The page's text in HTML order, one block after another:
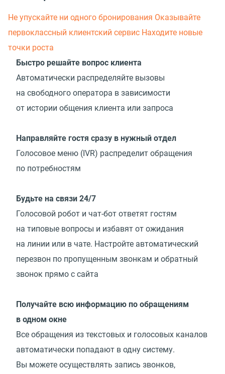
Не упускайте ни одного бронирования Оказывайте
первоклассный клиентский сервис Находите новые
точки роста
Быстро решайте вопрос клиента
Автоматически распределяйте вызовы
на свободного оператора в зависимости
от истории общения клиента или запроса
Направляйте гостя сразу в нужный отдел
Голосовое меню (IVR) распределит обращения
по потребностям
Будьте на связи 24/7
Голосовой робот и чат-бот ответят гостям
на типовые вопросы и избавят от ожидания
на линии или в чате. Настройте автоматический
перезвон по пропущенным звонкам и обратный
звонок прямо с сайта
Получайте всю информацию по обращениям
в одном окне
Все обращения из текстовых и голосовых каналов
автоматически попадают в одну систему.
Вы можете осуществлять запись звонков,